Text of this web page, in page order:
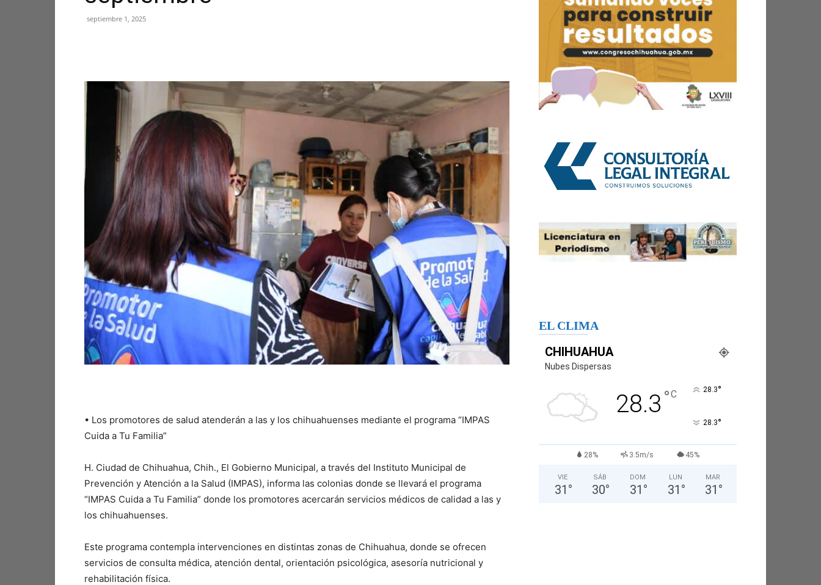
septiembre 1, 2025
•⁠ ⁠Los promotores de salud atenderán a las y los chihuahuenses mediante el programa “IMPAS
Cuida a Tu Familia”
H. Ciudad de Chihuahua, Chih., El Gobierno Municipal, a través del Instituto Municipal de
Prevención y Atención a la Salud (IMPAS), informa las colonias donde se llevará el programa
“IMPAS Cuida a Tu Familia” donde los promotores acercarán servicios médicos de calidad a las y
los chihuahuenses.
Este programa contempla intervenciones en distintas zonas de Chihuahua, donde se ofrecen
servicios de consulta médica, atención dental, orientación psicológica, asesoría nutricional y
rehabilitación física.
EL CLIMA
CHIHUAHUA
Nubes Dispersas
28.3 °C 28.3°
28.3°
28% 3.5m/s 45%
VIE
31 °
SÁB
30°
DOM
31 °
LUN
31 °
MAR
31 °